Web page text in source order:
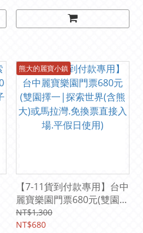
熊大的麗寶小鎮
【7-11貨到付款專用】台中
麗寶樂園門票680元(雙園擇
一|探索世界(含熊大)或馬
拉灣.免換票直接入場.平假
NT$1,300
NT$680